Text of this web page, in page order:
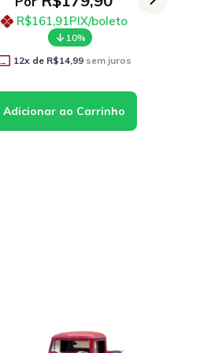
R$161,91PIX/boleto
10%
12x de R$14,99 sem juros